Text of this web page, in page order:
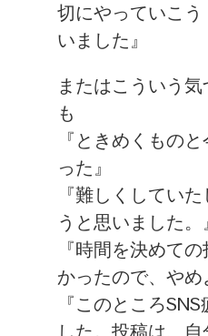
切にやっていこ
いました』
またはこういう
も
『ときめくもの
った』
『難しくしてい
うと思いました。
『時間を決めて
かったので、やめ
『このところ